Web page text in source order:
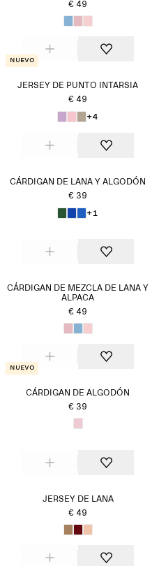
€ 49
Nuevo
JERSEY DE PUNTO INTARSIA
€ 49
+4
CÁRDIGAN DE LANA Y ALGODÓN
€ 39
+1
CÁRDIGAN DE MEZCLA DE LANA Y
ALPACA
€ 49
Nuevo
CÁRDIGAN DE ALGODÓN
€ 39
JERSEY DE LANA
€ 49